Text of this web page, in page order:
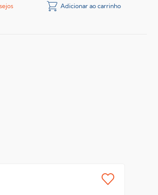
Adicionar ao carrinho